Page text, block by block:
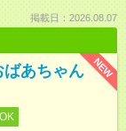
掲載日：2026.08.07
NEW
あちゃん